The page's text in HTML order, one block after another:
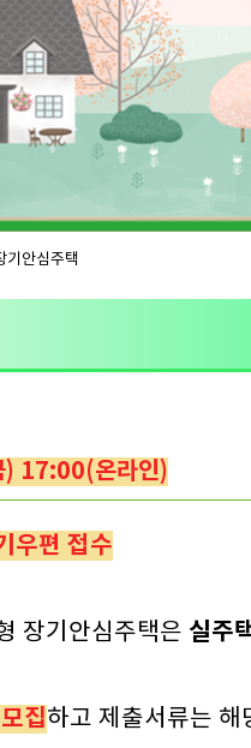
기안심주택
17:00(온라인)
우편 접수
장기안심주택은 실주
집하고 제출서류는 해